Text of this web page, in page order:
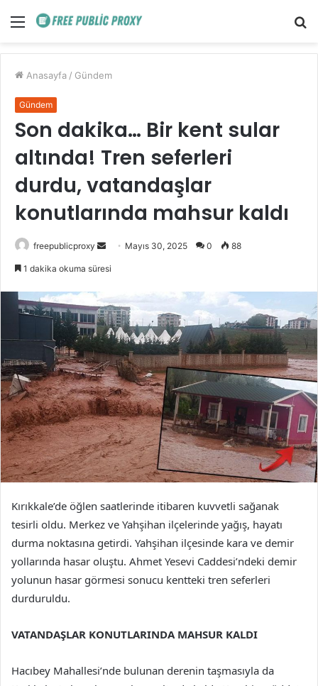
Menü
Anasayfa / Gündem
Gündem
Son dakika… Bir kent sular
altında! Tren seferleri
durdu, vatandaşlar
konutlarında mahsur kaldı
freepublicproxy
Bir
göndermek
Mayıs 30, 2025 0 88
1 dakika okuma süresi
Kırıkkale’de öğlen saatlerinde itibaren kuvvetli sağanak
tesirli oldu. Merkez ve Yahşihan ilçelerinde yağış, hayatı
durma noktasına getirdi. Yahşihan ilçesinde kara ve demir
yollarında hasar oluştu. Ahmet Yesevi Caddesi’ndeki demir
yolunun hasar görmesi sonucu kentteki tren seferleri
durduruldu.
VATANDAŞLAR KONUTLARINDA MAHSUR KALDI
Hacıbey Mahallesi’nde bulunan derenin taşmasıyla da